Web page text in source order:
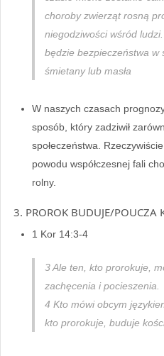
choroby zwierząt rosną
niegodziwości wśród
będzie bezpieczeństwa w
śmietany lub masła
W naszych czasach
sposób, który zadziwił
społeczeństwa.
powodu współczesnej fali
rolny.
3. PROROK BUDUJE/POUCZA
1 Kor 14:3-4
3 Ale ten, kto prorokuje,
zachęcenia i pocieszenia.
4 Kto mówi obcym
kto prorokuje, buduje